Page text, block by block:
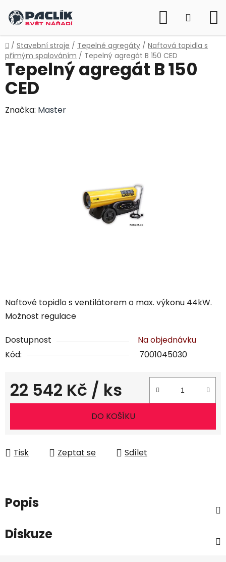
na
obsah
Hledat
KOŠÍK
Domů
/ Stavební stroje / Tepelné agregáty / Naftová topidla s
přímým spalováním / Tepelný agregát B 150 CED
Naftové topidlo s ventilátorem o max. výkonu 44kW.
Možnost regulace
Dostupnost
Na objednávku
Kód:
7001045030
22 542 Kč / ks
Měrná cena:
DO KOŠÍKU
Tisk Zeptat se Sdílet
Tepelný agregát B 150
CED
Značka: Master
Popis
Diskuze